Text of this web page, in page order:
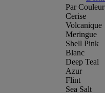
Par Couleur
Cerise
Volcanique
Meringue
Shell Pink
Blanc
Deep Teal
Azur
Flint
Sea Salt